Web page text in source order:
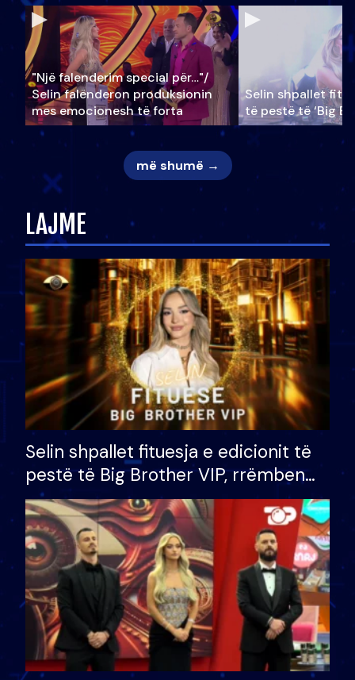
"Një falenderim special për…"/
Selin falënderon produksionin
mes emocionesh të forta
Selin shpallet
të pestë të ‘Big
më shumë →
LAJME
Selin shpallet fituesja e edicionit të
pestë të Big Brother VIP, rrëmben
çmimin e madh prej 100 mijë eurosh